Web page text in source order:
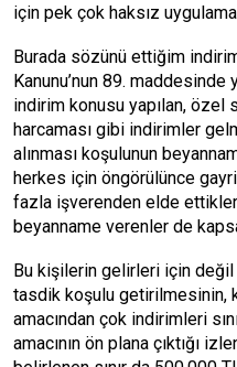
için pek çok haksız
Burada sözünü ettiğim
Kanunu’nun 89. maddesinde
indirim konusu yapılan,
harcaması gibi indirimler
alınması koşulunun
herkes için öngörülünce
fazla işverenden elde
beyanname verenler de
Bu kişilerin gelirleri için
tasdik koşulu getirilmesinin,
amacından çok indirimleri
amacının ön plana çıktığı